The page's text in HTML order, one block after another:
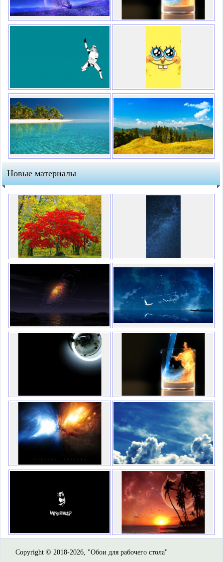
Новые материалы
Copyright © 2018-2026, "Обои для рабочего стола"